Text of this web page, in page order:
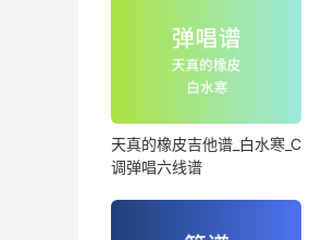
天真的橡皮吉他谱_白水寒_C
调弹唱六线谱